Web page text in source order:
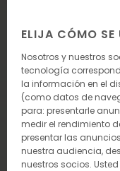
ELIJA CÓMO SE
Nosotros y nuestros
tecnología
la información en el
(como datos de
para: presentarle
medir el rendimiento
presentar las
nuestra audiencia,
nuestros socios.